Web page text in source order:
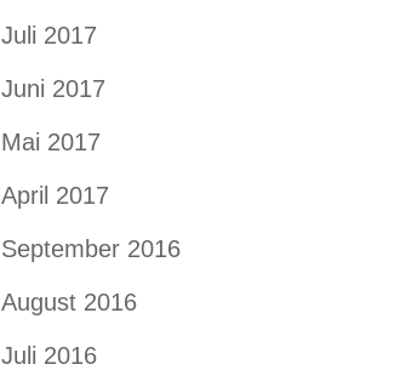
Juli 2017
Juni 2017
Mai 2017
April 2017
September 2016
August 2016
Juli 2016